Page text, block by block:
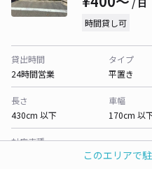
このエリアで
/ 日
時間貸し可
貸出時間
24時間営業
タイプ
平置き
長さ
430cm 以下
車幅
170cm 以
対応車種
軽自動車コンパクトカー